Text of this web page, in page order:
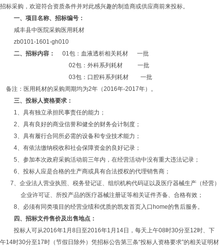
招标采购，欢迎符合资质条件并对此感兴趣的制造商或供应商前来投标。
一、项目名称、招标编号：
咸丰县中医院采购医用耗材
zb0101-1601-gh010
二、招标内容：
01包：血液透析相关耗材
一批
02包：外科系列耗材
一批
03包：口腔科系列耗材
一批
备注：医用耗材的采购周期均为2年（2016年-2017年）。
三、投标人资格要求：
1、具有独立承担民事责任的能力；
2、具有良好的商业信誉和健全的财务会计制度；
3、具有履行合同所必需的设备和专业技术能力；
4、有依法缴纳税收和社会保障资金的良好记录；
5、参加本次政府采购活动前三年内，在经营活动中没有重大违法记录；
6、投标人应是合格的生产商或具有合法授权的代理销售商；
7、企业法人营业执照、税务登记证、组织机构代码证以及医疗器械生产（经营）
企业许可证、所投产品的医疗器械注册证等相关证件齐备、合格有效；
8、必须有同类项目的经营业绩和优质的凯发首页入口home的售后服务。
四、招标文件售价及出售地点：
投标人可从2016年1 月 8 日至2016年1 月 14日，每天上午08时30分至12时、下
午14时30分至17时（节假日除外）凭招标公告第三条“投标人资格要求”的相关证明材